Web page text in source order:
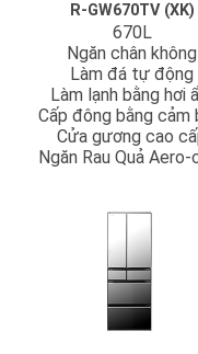
R-GW670TV (XK)
670L
Ngăn chân không
Làm đá tự động
Làm lạnh bằng hơi
Cấp đông bằng cảm
Cửa gương cao
Ngăn Rau Quả Aero-